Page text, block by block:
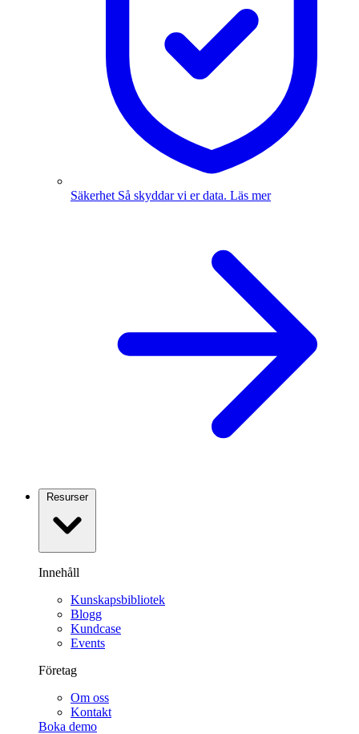
Säkerhet Så skyddar vi er data. Läs mer
Resurser
Innehåll
Kunskapsbibliotek
Blogg
Kundcase
Events
Företag
Om oss
Kontakt
Boka demo